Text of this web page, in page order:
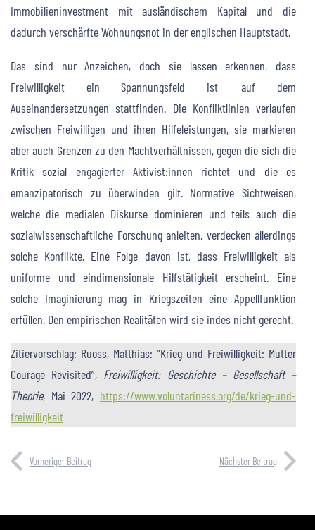
Immobilieninvestment mit ausländischem Kapital und die
dadurch verschärfte Wohnungsnot in der englischen Hauptstadt.
Das sind nur Anzeichen, doch sie lassen erkennen, dass
Freiwilligkeit ein Spannungsfeld ist, auf dem
Auseinandersetzungen stattfinden. Die Konfliktlinien verlaufen
zwischen Freiwilligen und ihren Hilfeleistungen, sie markieren
aber auch Grenzen zu den Machtverhältnissen, gegen die sich die
Kritik sozial engagierter Aktivist:innen richtet und die es
emanzipatorisch zu überwinden gilt. Normative Sichtweisen,
welche die medialen Diskurse dominieren und teils auch die
sozialwissenschaftliche Forschung anleiten, verdecken allerdings
solche Konflikte. Eine Folge davon ist, dass Freiwilligkeit als
uniforme und eindimensionale Hilfstätigkeit erscheint. Eine
solche Imaginierung mag in Kriegszeiten eine Appellfunktion
erfüllen. Den empirischen Realitäten wird sie indes nicht gerecht.
Zitiervorschlag: Ruoss, Matthias: “Krieg und Freiwilligkeit: Mutter
Courage Revisited”, Freiwilligkeit: Geschichte – Gesellschaft –
Theorie, Mai 2022, https://www.voluntariness.org/de/krieg-und-
freiwilligkeit
Vorheriger Beitrag Nächster Beitrag